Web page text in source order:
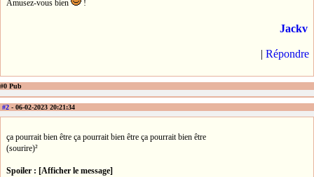
Amusez-vous bien
!
Jackv
| Répondre
#0 Pub
#2 - 06-02-2023 20:21:34
ça pourrait bien être ça pourrait bien être ça pourrait bien être
(sourire)²
Spoiler : [Afficher le message]